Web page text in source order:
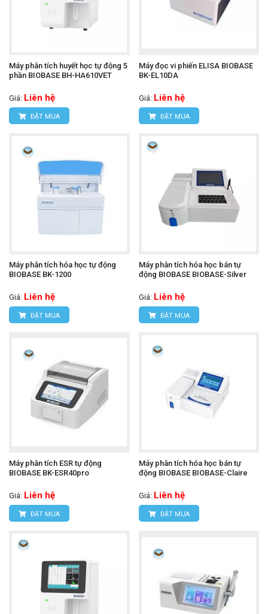
Máy phân tích huyết học tự động 5
phần BIOBASE BH-HA610VET
Giá: Liên hệ
ĐẶT MUA
Máy đọc vi phiến ELISA BIOBASE
BK-EL10DA
Giá: Liên hệ
ĐẶT MUA
Máy phân tích hóa học tự động
BIOBASE BK-1200
Giá: Liên hệ
ĐẶT MUA
Máy phân tích hóa học bán tự
động BIOBASE BIOBASE-Silver
Giá: Liên hệ
ĐẶT MUA
Máy phân tích ESR tự động
BIOBASE BK-ESR40pro
Giá: Liên hệ
ĐẶT MUA
Máy phân tích hóa học bán tự
động BIOBASE BIOBASE-Claire
Giá: Liên hệ
ĐẶT MUA